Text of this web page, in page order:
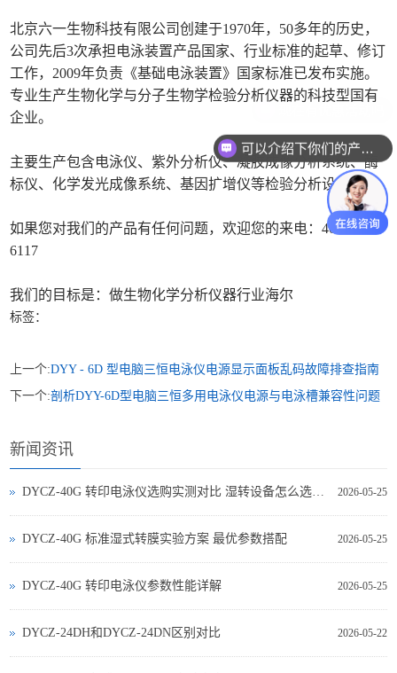
北京六一生物科技有限公司创建于1970年，50多年的历史，
公司先后3次承担电泳装置产品国家、行业标准的起草、修订
工作，2009年负责《基础电泳装置》国家标准已发布实施。
专业生产生物化学与分子生物学检验分析仪器的科技型国有
企业。
主要生产包含电泳仪、紫外分析仪、凝胶成像分析系统、酶
标仪、化学发光成像系统、基因扩增仪等检验分析设备。
如果您对我们的产品有任何问题，欢迎您的来电：400 960
6117
我们的目标是：做生物化学分析仪器行业海尔
标签：
上一个:DYY - 6D 型电脑三恒电泳仪电源显示面板乱码故障排查指南
下一个:剖析DYY-6D型电脑三恒多用电泳仪电源与电泳槽兼容性问题
新闻资讯
2026-05-25
DYCZ-40G 转印电泳仪选购实测对比 湿转设备怎么选不踩坑
2026-05-25
DYCZ-40G 标准湿式转膜实验方案 最优参数搭配
2026-05-25
DYCZ-40G 转印电泳仪参数性能详解
2026-05-22
DYCZ-24DH和DYCZ-24DN区别对比
可以介绍下你们的产品么